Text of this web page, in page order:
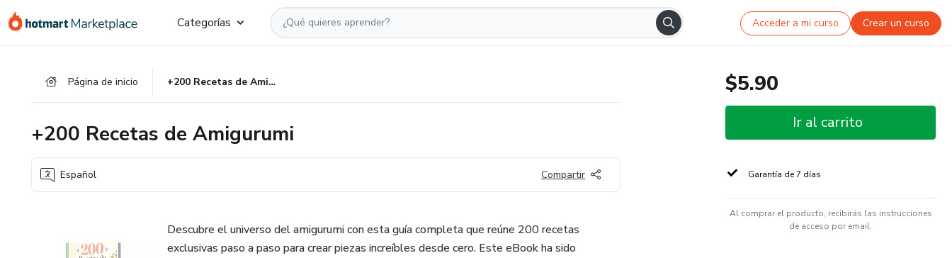
Categorías Acceder a mi curso Crear un curso
Página de inicio +200 Recetas de Amigurumi
+200 Recetas de Amigurumi
Español Compartir
Descubre el universo del amigurumi con esta guía completa que reúne 200 recetas
exclusivas paso a paso para crear piezas increíbles desde cero. Este eBook ha sido
$5.90
Ir al carrito
Garantía de 7 días
Al comprar el producto, recibirás las instrucciones
de acceso por email.